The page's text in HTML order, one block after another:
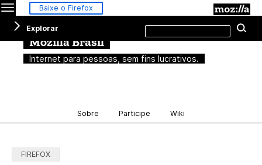
MenuBaixe o Firefox
Mozilla Brasil
Internet para pessoas, sem fins lucrativos.
Explorar
neste
site
Sobre Participe Wiki
Categorias:
FIREFOX